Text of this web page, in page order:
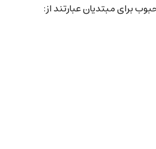
برای مبتدیان عبارتند از: